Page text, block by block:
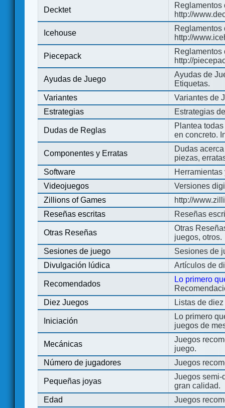
Decktet
Reglamentos
http://
Icehouse
Reglamentos
http://
Piecepack
Reglamentos
http://
Ayudas de Juego
Ayudas de
Etiquetas.
Variantes
Variantes de
Estrategias
Estrategias
Dudas de Reglas
Plantea
en concreto.
Componentes y Erratas
Dudas
piezas,
Software
Videojuegos
Versiones
Zillions of Games
http://
Reseñas escritas
Reseñas
Otras Reseñas
Otras
juegos, otros.
Sesiones de juego
Sesiones de
Divulgación lúdica
Artículos de
Recomendados
Lo primero
Diez Juegos
Listas de
Iniciación
Lo primero
juegos de
Mecánicas
Juegos
juego.
Número de jugadores
Juegos
Pequeñas joyas
Juegos semi-
gran calidad.
Edad
Juegos